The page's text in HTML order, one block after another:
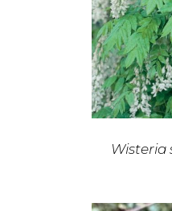
Wisteria